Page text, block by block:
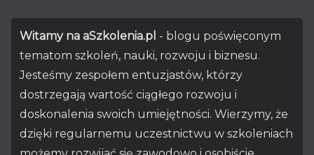
Witamy na aSzkolenia.pl - blogu poświęconym
tematom szkoleń, nauki, rozwoju i biznesu.
Jesteśmy zespołem entuzjastów, którzy
dostrzegają wartość ciągłego rozwoju i
doskonalenia swoich umiejętności. Wierzymy, że
dzięki regularnemu uczestnictwu w szkoleniach